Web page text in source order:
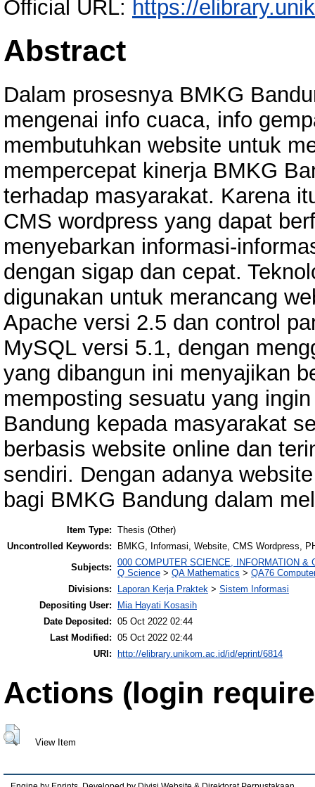
Official URL: https://
Abstract
Dalam prosesnya BMKG
mengenai info cuaca, info
membutuhkan website untuk
mempercepat kinerja BMKG
terhadap masyarakat. Karena
CMS wordpress yang dapat
menyebarkan informasi-
dengan sigap dan cepat.
digunakan untuk merancang
Apache versi 2.5 dan control
MySQL versi 5.1, dengan
yang dibangun ini menyajikan
memposting sesuatu yang
Bandung kepada masyarakat
berbasis website online dan
sendiri. Dengan adanya
bagi BMKG Bandung dalam
Item Type: Thesis (Other)
Uncontrolled Keywords:
BMKG, Informasi, Website, CMS Wordpress,
Subjects: 000 COMPUTER SCIENCE, INFORMATION &
Q Science > QA Mathematics > QA76
Divisions:
Laporan Kerja Praktek > Sistem Informasi
Depositing User:
Mia Hayati Kosasih
Date Deposited: 05 Oct 2022 02:44
Last Modified: 05 Oct 2022 02:44
URI:
http://elibrary.unikom.ac.id/id/eprint/6814
Actions (login
View Item